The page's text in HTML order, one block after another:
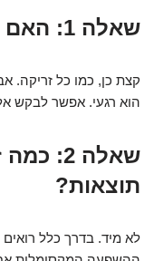
שאלה 1: האם טיפול בבוטוקס כואב?
קצת כן, כמו כל זריקה.
הוא רגעי. אפשר לבקש
שאלה 2:
תוצאות?
לא מיד. בדרך כלל